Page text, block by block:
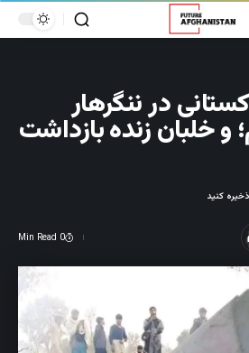
در ننگرهار
و خلبان زنده بازداشت
0 Min Read